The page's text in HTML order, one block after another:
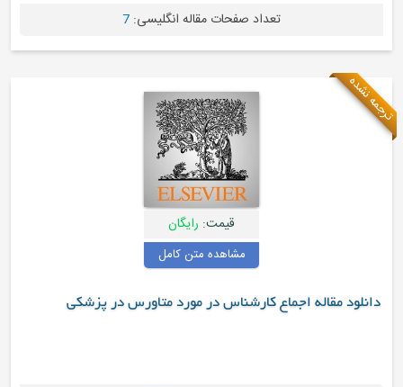
تعداد صفحات مقاله انگلیسی: 7
ترجمه نشده
قیمت: رایگان
مشاهده متن کامل
دانلود مقاله اجماع کارشناس در مورد متاورس در پزشکی